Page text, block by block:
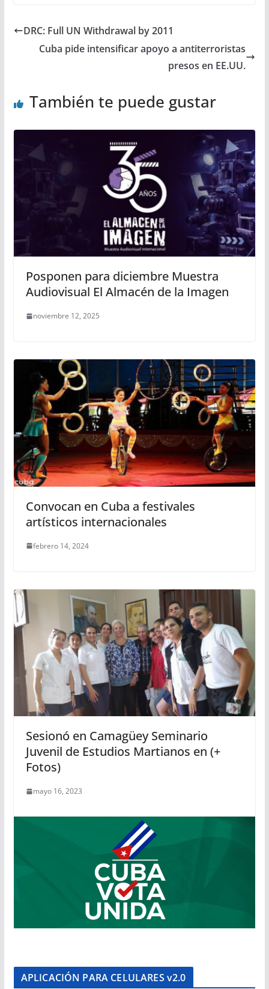
DRC: Full UN Withdrawal by 2011
Cuba pide intensificar apoyo a antiterroristas
presos en EE.UU.
También te puede gustar
Posponen para diciembre Muestra
Audiovisual El Almacén de la Imagen
noviembre 12, 2025
Convocan en Cuba a festivales
artísticos internacionales
febrero 14, 2024
Sesionó en Camagüey Seminario
Juvenil de Estudios Martianos en (+
Fotos)
mayo 16, 2023
APLICACIÓN PARA CELULARES v2.0